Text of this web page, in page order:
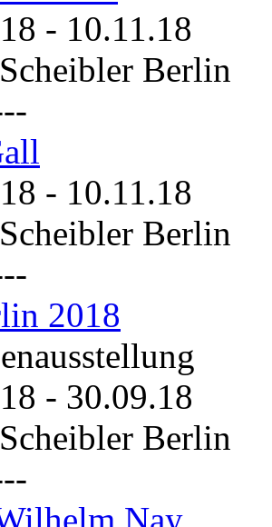
- 10.11.18
Berlin
- 10.11.18
Berlin
2018
- 30.09.18
Berlin
Nay